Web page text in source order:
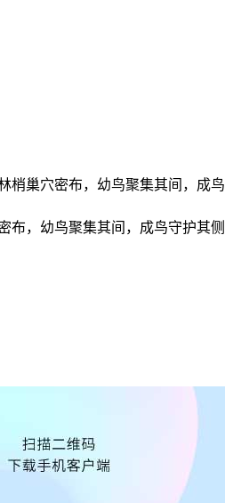
，幼鸟聚集其间，成鸟守护其